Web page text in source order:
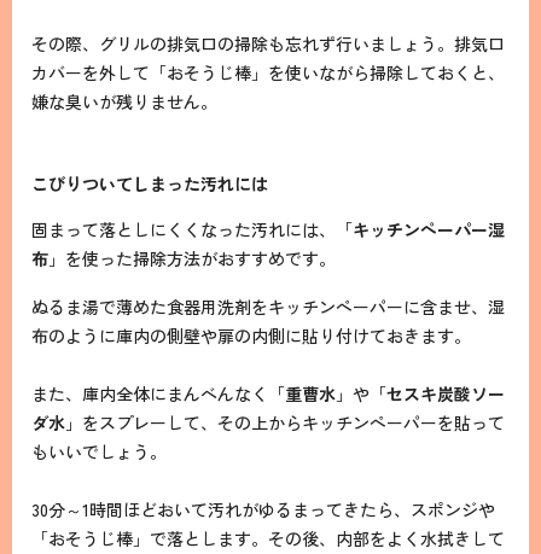
その際、グリルの排気口の掃除も忘れず行いましょう。排気口
カバーを外して「おそうじ棒」を使いながら掃除しておくと、
嫌な臭いが残りません。
こびりついてしまった汚れには
固まって落としにくくなった汚れには、「キッチンペーパー湿
布 」を使った掃除方法がおすすめです。
ぬるま湯で薄めた食器用洗剤をキッチンペーパーに含ませ、湿
布のように庫内の側壁や扉の内側に貼り付けておきます。
また、庫内全体にまんべんなく「重曹水 」や「セスキ炭酸ソー
ダ水 」をスプレーして、その上からキッチンペーパーを貼って
もいいでしょう。
30分～1時間ほどおいて汚れがゆるまってきたら、スポンジや
「おそうじ棒」で落とします。その後、内部をよく水拭きして